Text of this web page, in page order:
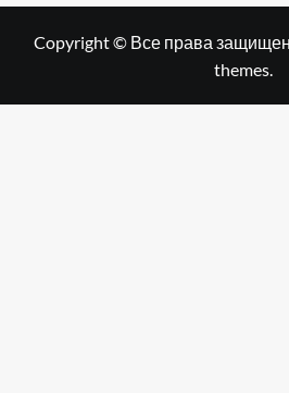
Copyright © Все права
themes.